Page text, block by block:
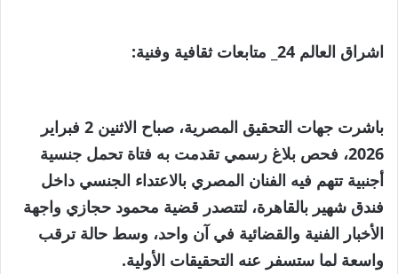
اشراق العالم 24_ متابعات ثقافية وفنية:
باشرت جهات التحقيق المصرية، صباح الاثنين 2 فبراير
2026، فحص بلاغ رسمي تقدمت به فتاة تحمل جنسية
أجنبية تتهم فيه الفنان المصري بالاعتداء الجنسي داخل
فندق شهير بالقاهرة، لتتصدر قضية محمود حجازي واجهة
الأخبار الفنية والقضائية في آن واحد، وسط حالة ترقب
واسعة لما ستسفر عنه التحقيقات الأولية.